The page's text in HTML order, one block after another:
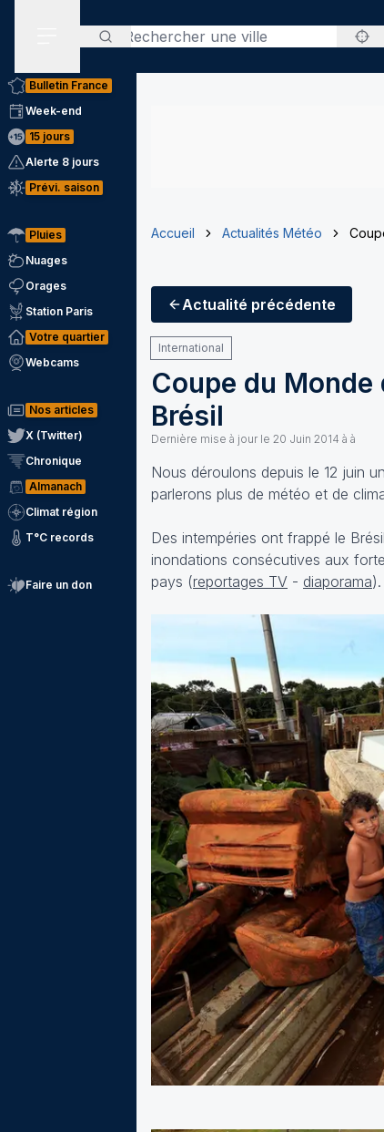
Rechercher
Bulletin France
Week-end
15 jours
Alerte 8 jours
Prévi. saison
Pluies
Nuages
Orages
Station Paris
Votre quartier
Webcams
Nos articles
X (Twitter)
Chronique
Almanach
Climat région
T°C records
Faire un don
Accueil Actualités Météo
Actualité précédente
International
Coupe du
Brésil
Dernière mise à jour le 20 Juin 2014 à à
Nous déroulons depuis le 12 juin
parlerons plus de météo et de
Des intempéries ont frappé le
inondations consécutives aux
pays (reportages TV - diaporama).